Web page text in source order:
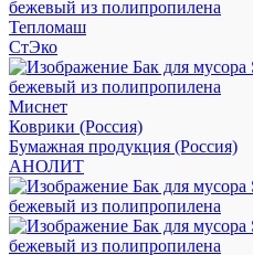
Тепломаш
СтЭко
Миснет
Коврики (Россия)
Бумажная продукция (Россия)
АНОЛИТ